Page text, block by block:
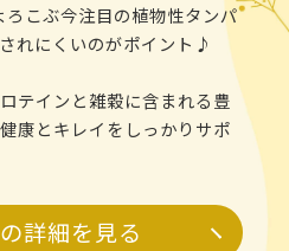
ろこぶ今注目の植物性タンパ
れにくいのがポイント♪
テインと雑穀に含まれる豊
康とキレイをしっかりサポ
詳細を見る